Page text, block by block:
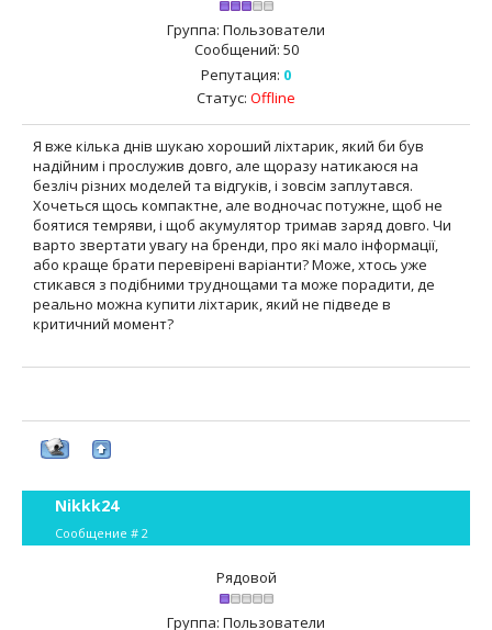
Группа: Пользователи
Сообщений: 50
Репутация: 0
Статус: Offline
Я вже кілька днів шукаю хороший ліхтарик, який би був
надійним і прослужив довго, але щоразу натикаюся на
безліч різних моделей та відгуків, і зовсім заплутався.
Хочеться щось компактне, але водночас потужне, щоб не
боятися темряви, і щоб акумулятор тримав заряд довго. Чи
варто звертати увагу на бренди, про які мало інформації,
або краще брати перевірені варіанти? Може, хтось уже
стикався з подібними труднощами та може порадити, де
реально можна купити ліхтарик, який не підведе в
критичний момент?
Nikkk24
Сообщение # 2
Рядовой
Группа: Пользователи